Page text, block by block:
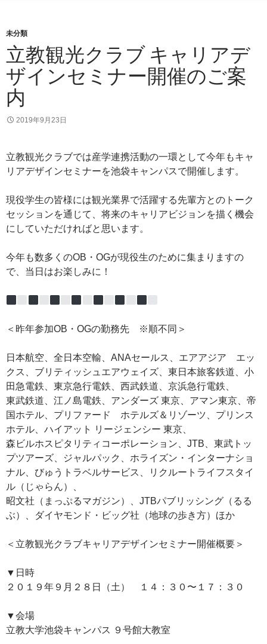
未分類
立教観光クラブ キャリアデ
ザインセミナー開催のご案
内
2019年9月23日
立教観光クラブでは産学連携活動の一環として今年もキャ
リアデザインセミナーを池袋キャンパスで開催します。
現役学生の皆様には観光業界で活躍する先輩方とのトーク
セッションを通じて、将来のキャリアビジョンを描く機会
にしていただければと思います。
今年も数多くのOB・OGが現役生のために集まりますの
で、当日はお楽しみに！
＜昨年参加OB・OGの勤務先 ※順不同＞
日本航空、全日本空輸、ANAセールス、エアアジア エッ
クス、ブリティッシュエアウェイズ、東日本旅客鉄道、小
田急電鉄、東京急行電鉄、西武鉄道、京浜急行電鉄、
東武鉄道、江ノ島電鉄、アンダーズ 東京、アマン東京、帝
国ホテル、プリファード ホテルズ＆リゾーツ、プリンス
ホテル、ハイアット リージェンシー 東京、
森ビルホスピタリティコーポレーション、JTB、東武トッ
プツアーズ、ジャルパック、ホライズン・インターナショ
ナル、びゅうトラベルサービス、リクルートライフスタイ
ル（じゃらん）、
昭文社（まっぷるマガジン）、JTBパブリッシング（るる
ぶ）、ダイヤモンド・ビッグ社（地球の歩き方）ほか
＜立教観光クラブキャリアデザインセミナー開催概要＞
▼日時
２０１９年９月２８日（土） １４：３０〜１７：３０
▼会場
立教大学池袋キャンパス ９号館大教室